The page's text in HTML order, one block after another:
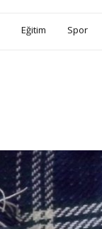
Eğitim Spor